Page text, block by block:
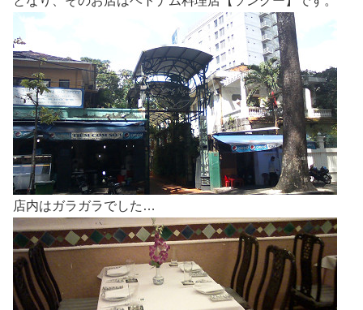
店内はガラガラでした…